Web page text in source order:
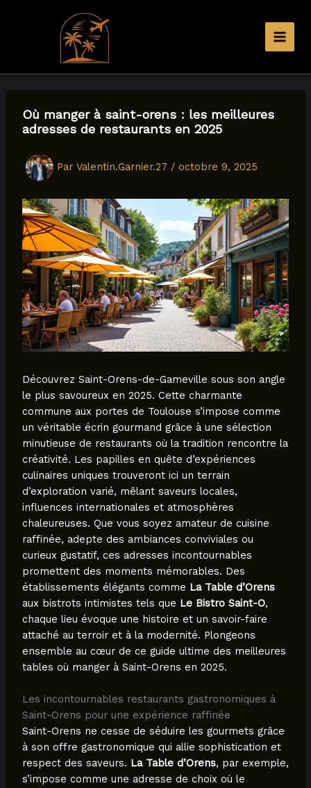
Aller
contenuOù manger à saint-orens : les meilleures
adresses de restaurants en 2025
Par Valentin.Garnier.27 / octobre 9, 2025
Découvrez Saint-Orens-de-Gameville sous son angle
le plus savoureux en 2025. Cette charmante
commune aux portes de Toulouse s’impose comme
un véritable écrin gourmand grâce à une sélection
minutieuse de restaurants où la tradition rencontre la
créativité. Les papilles en quête d’expériences
culinaires uniques trouveront ici un terrain
d’exploration varié, mêlant saveurs locales,
influences internationales et atmosphères
chaleureuses. Que vous soyez amateur de cuisine
raffinée, adepte des ambiances conviviales ou
curieux gustatif, ces adresses incontournables
promettent des moments mémorables. Des
établissements élégants comme La Table d’Orens
aux bistrots intimistes tels que Le Bistro Saint-O,
chaque lieu évoque une histoire et un savoir-faire
attaché au terroir et à la modernité. Plongeons
ensemble au cœur de ce guide ultime des meilleures
tables où manger à Saint-Orens en 2025.
Les incontournables restaurants gastronomiques à
Saint-Orens pour une expérience raffinée
Saint-Orens ne cesse de séduire les gourmets grâce
à son offre gastronomique qui allie sophistication et
respect des saveurs. La Table d’Orens, par exemple,
s’impose comme une adresse de choix où le